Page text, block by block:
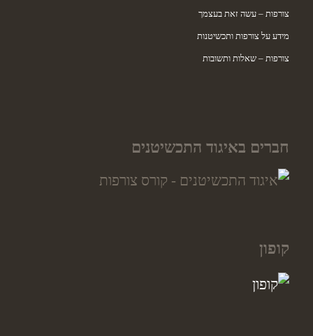
צורפות – עשה זאת בעצמך
מידע על צורפות ותכשיטנות
צורפות – שאלות ותשובות
חברים באיגוד התכשיטנים
קופון